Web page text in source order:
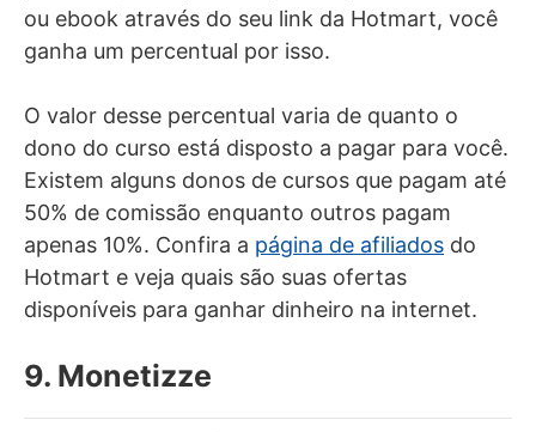
ou ebook através do seu link da Hotmart, você
ganha um percentual por isso.
O valor desse percentual varia de quanto o
dono do curso está disposto a pagar para você.
Existem alguns donos de cursos que pagam até
50% de comissão enquanto outros pagam
apenas 10%. Confira a página de afiliados do
Hotmart e veja quais são suas ofertas
disponíveis para ganhar dinheiro na internet.
9. Monetizze